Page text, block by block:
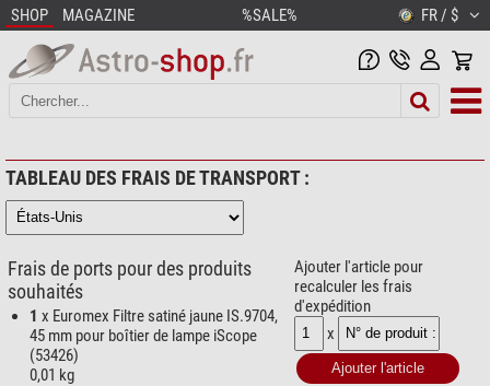
SHOP MAGAZINE %SALE% FR / $
TABLEAU DES FRAIS DE TRANSPORT :
Frais de ports pour des produits
souhaités
1 x Euromex Filtre satiné jaune IS.9704,
45 mm pour boîtier de lampe iScope
(53426)
0,01 kg
Ajouter l'article pour
recalculer les frais
d'expédition
x